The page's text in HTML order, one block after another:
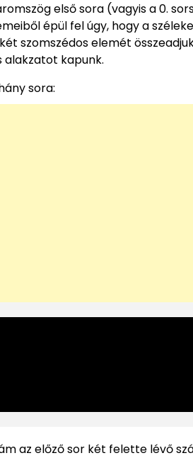
első sora (vagyis a 0.
épül fel úgy, hogy a
szomszédos elemét
alakzatot kapunk.
sora:
az előző sor két felette lévő